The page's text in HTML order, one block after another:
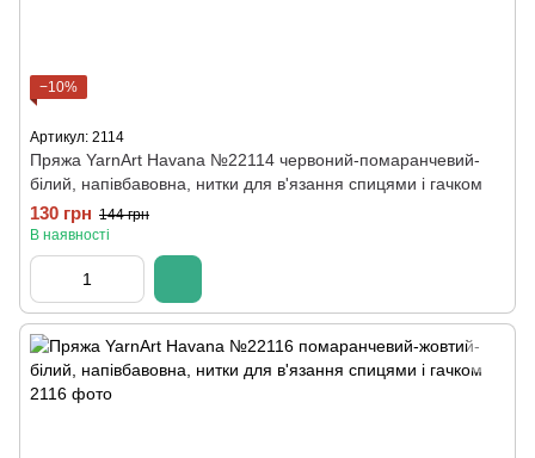
−10%
Артикул: 2114
Пряжа YarnArt Havana №22114 червоний-помаранчевий-
білий, напівбавовна, нитки для в'язання спицями і гачком
130 грн 144 грн
В наявності